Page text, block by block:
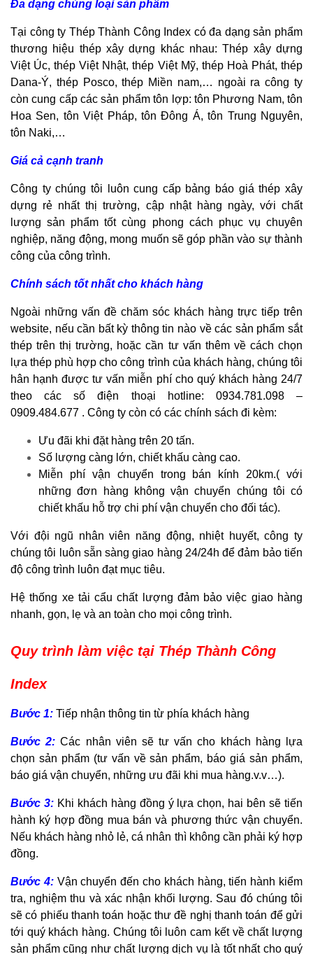
Đa dạng chủng loại sản phẩm
Tại công ty Thép Thành Công Index có đa dạng sản phẩm
thương hiệu thép xây dựng khác nhau: Thép xây dựng
Việt Úc, thép Việt Nhật, thép Việt Mỹ, thép Hoà Phát, thép
Dana-Ý, thép Posco, thép Miền nam,… ngoài ra công ty
còn cung cấp các sản phẩm tôn lợp: tôn Phương Nam, tôn
Hoa Sen, tôn Việt Pháp, tôn Đông Á, tôn Trung Nguyên,
tôn Naki,…
Giá cả cạnh tranh
Công ty chúng tôi luôn cung cấp bảng báo giá thép xây
dựng rẻ nhất thị trường, cập nhật hàng ngày, với chất
lượng sản phẩm tốt cùng phong cách phục vụ chuyên
nghiệp, năng động, mong muốn sẽ góp phần vào sự thành
công của công trình.
Chính sách tốt nhất cho khách hàng
Ngoài những vấn đề chăm sóc khách hàng trực tiếp trên
website, nếu cần bất kỳ thông tin nào về các sản phẩm sắt
thép trên thị trường, hoặc cần tư vấn thêm về cách chọn
lựa thép phù hợp cho công trình của khách hàng, chúng tôi
hân hạnh được tư vấn miễn phí cho quý khách hàng 24/7
theo các số điện thoại hotline: 0934.781.098 –
0909.484.677 . Công ty còn có các chính sách đi kèm:
Ưu đãi khi đặt hàng trên 20 tấn.
Số lượng càng lớn, chiết khấu càng cao.
Miễn phí vận chuyển trong bán kính 20km.( với
những đơn hàng không vậnchuyển chúng tôi có
chiết khấu hỗ trợ chi phí vận chuyển cho đối tác).
Với đội ngũ nhân viên năng động, nhiệt huyết, công ty
chúng tôi luôn sẵn sàng giao hàng 24/24h để đảm bảo tiến
độ công trình luôn đạt mục tiêu.
Hệ thống xe tải cẩu chất lượng đảm bảo việc giao hàng
nhanh, gọn, lẹ và an toàn cho mọi công trình.
Quy trình làm việc tại Thép Thành Công
Index
Bước 1: Tiếp nhận thông tin từ phía khách hàng
Bước 2: Các nhân viên sẽ tư vấn cho khách hàng lựa
chọn sản phẩm (tư vấn về sản phẩm, báo giá sản phẩm,
báo giá vận chuyển, những ưu đãi khi mua hàng.v.v…).
Bước 3:Khi khách hàng đồng ý lựa chọn, hai bên sẽ tiến
hành ký hợp đồng mua bán và phương thức vận chuyển.
Nếu khách hàng nhỏ lẻ, cá nhân thì không cần phải ký hợp
đồng.
Bước 4: Vận chuyển đến cho khách hàng, tiến hành kiểm
tra, nghiệm thu và xác nhận khối lượng. Sau đó chúng tôi
sẽ có phiếu thanh toán hoặc thư đề nghị thanh toán để gửi
tới quý khách hàng. Chúng tôi luôn cam kết về chất lượng
sản phẩm cũng như chất lượng dịch vụ là tốt nhất cho quý